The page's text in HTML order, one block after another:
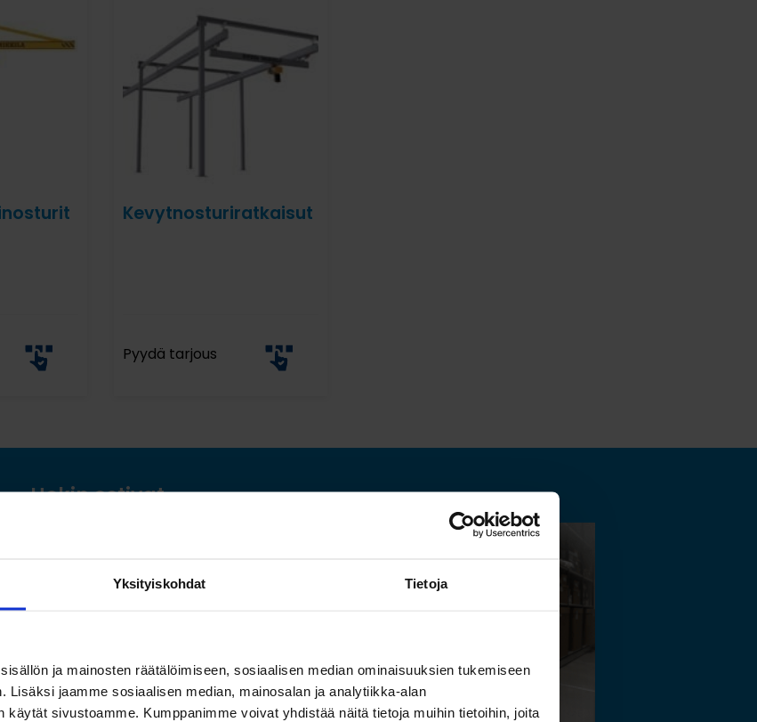
Yksityiskohdat Tietoja
ja mainosten räätälöimiseen, sosiaalisen median ominaisuuksien tukemiseen
Lisäksi jaamme sosiaalisen median, mainosalan ja analytiikka-alan
käytät sivustoamme. Kumppanimme voivat yhdistää näitä tietoja muihin tietoihin, joita
Kevytnosturiratkaisut
Pyydä tarjous
Hekin ostivat